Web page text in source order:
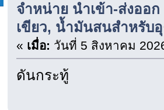
จำหน่าย นำเข้า-ส่งออ
เขียว, น้ำมันสนสำหรับ
« เมื่อ: วันที่ 5 สิงหาคม
ดันกระทู้